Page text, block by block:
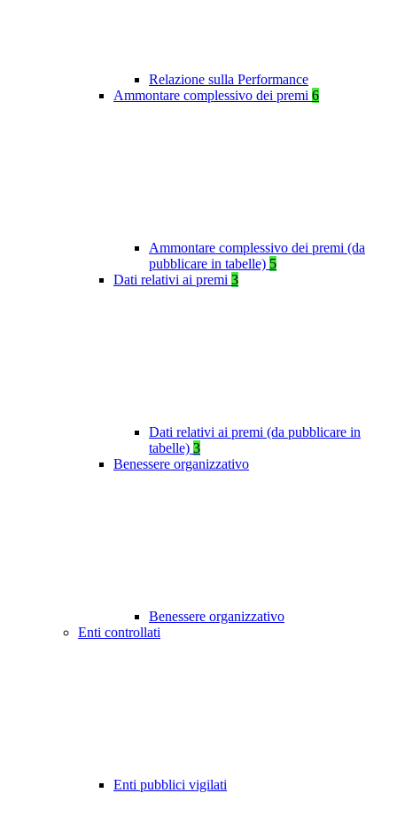
Relazione sulla Performance
Ammontare complessivo dei premi 6
Ammontare complessivo dei premi (da
pubblicare in tabelle) 5
Dati relativi ai premi 3
Dati relativi ai premi (da pubblicare in
tabelle) 3
Benessere organizzativo
Benessere organizzativo
Enti controllati
Enti pubblici vigilati